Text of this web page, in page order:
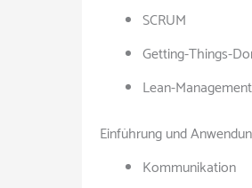
SCRUM
Getting-Things-
Lean-Management
Einführung und
Kommunikation